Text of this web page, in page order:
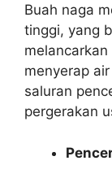
Buah naga
tinggi, yang
menyerap
saluran
pergerakan